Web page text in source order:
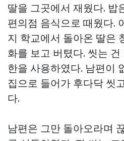
딸을 그곳에서 재웠다. 밥
편의점 음식으로 때웠다.
지 학교에서 돌아온 딸은
화를 보고 버텼다. 씻는
한을 사용하였다. 남편이
집으로 들어가 후다닥 씻
다.
남편은 그만 돌아오라며